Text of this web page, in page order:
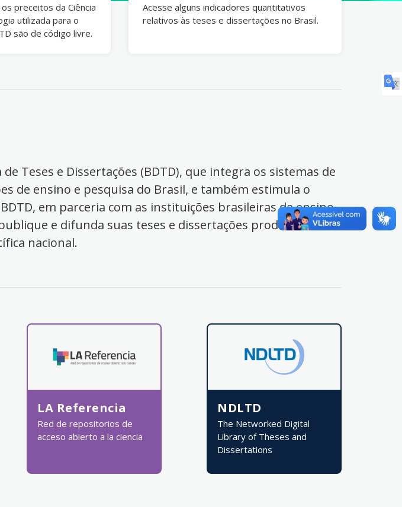
preceitos da Ciência
utilizada para o
são de código livre.
Acesse alguns indicadores quantitativos
relativos às teses e dissertações no Brasil.
Teses e Dissertações (BDTD), que integra os sistemas de
de ensino e pesquisa do Brasil, e também estimula o
em parceria com as instituições brasileiras de ensino
e difunda suas teses e dissertações produzidas no
nacional.
LA Referencia
Red de repositorios de
acceso abierto a la ciencia
NDLTD
The Networked Digital
Library of Theses and
Dissertations